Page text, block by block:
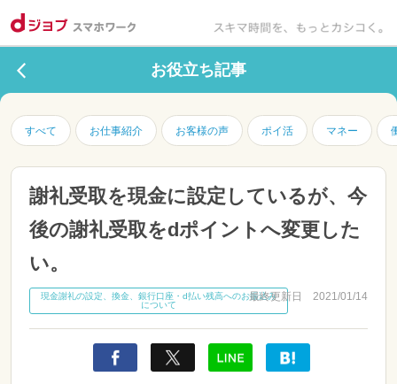
お役立ち記事
すべて お仕事紹介 お客様の声 ポイ活 マネー
謝礼受取を現金に設定しているが、今
後の謝礼受取をdポイントへ変更した
い。
最終更新日 2021/01/14
現金謝礼の設定、換金、銀行口座・d払い残高へのお振込み
について